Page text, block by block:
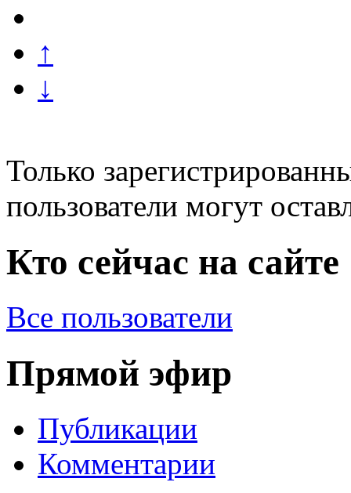
↑
↓
Только
пользователи могут
Кто сейчас на сайте
Все пользователи
Прямой эфир
Публикации
Комментарии